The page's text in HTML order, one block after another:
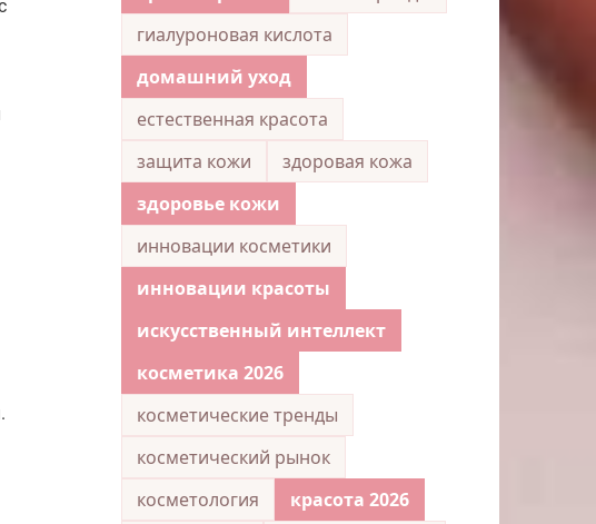
гиалуроновая кислота
домашний уход
естественная красота
защита кожи
здоровая кожа
здоровье кожи
инновации косметики
инновации красоты
искусственный интеллект
косметика 2026
косметические тренды
косметический рынок
косметология
красота 2026